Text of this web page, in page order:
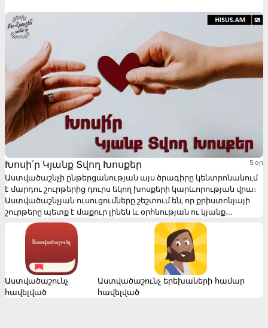
Խոսի՛ր Կյանք Տվող Խոսքեր 5 օր
Աստվածաշնչի ընթերցանության այս ծրագիրը կենտրոնանում
է մարդու շուրթերից դուրս եկող խոսքերի կարևորության վրա։
Աստվածաշնչյան ուսուցումները շեշտում են, որ քրիստոնյայի
շուրթերը պետք է մաքուր լինեն և օրհնության ու կյանք
փոխանցող խոսքեր բխեցնեն, այլ ոչ թե տրտունջ, բամբասանք
ու չարախոսություն։ Հավատում եմ, որ Սուրբ Հոգու
ներգործության շնորհիվ այս ընթերցանության շարքը կփոխի
Ձեր վերաբերմունքը Ձեր շուրթերից դուրս եկող խոսքերի
հանդեպ, և դրանք օրհնություն ու կյանք կփոխանցեն Ձեր
շրջապատի մարդկանց։
Աստվածաշունչ
հավելված
Աստվածաշունչ երեխաների համար
հավելված